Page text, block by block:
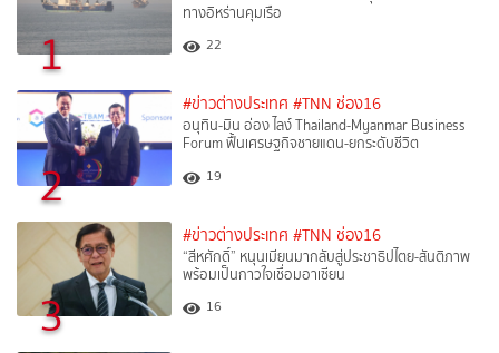
1
ทางอิหร่านคุมเรือ
22
2
#ข่าวต่างประเทศ #TNN ช่อง16
อนุทิน-มิน อ่อง ไลง์ Thailand-Myanmar Business
Forum ฟื้นเศรษฐกิจชายแดน-ยกระดับชีวิต
19
3
#ข่าวต่างประเทศ #TNN ช่อง16
“สีหศักดิ์”​ หนุนเมียนมากลับสู่ประชาธิปไตย-สันติภาพ
พร้อมเป็นกาวใจเชื่อมอาเซียน
16